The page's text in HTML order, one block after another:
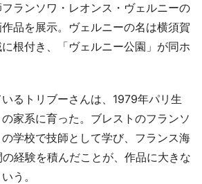
ランソワ・レオンス・ヴェルニーの
品を展示。ヴェルニーの名は横須賀
根付き、「ヴェルニー公園」が同ホ
るトリブーさんは、1979年パリ生
家系に育った。ブレストのフランソ
学校で技師として学び、フランス海
経験を積んだことが、作品に大きな
う。